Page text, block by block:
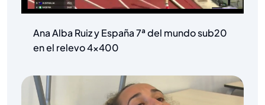
Ana Alba Ruiz y España 7ª del mundo sub20
en el relevo 4×400